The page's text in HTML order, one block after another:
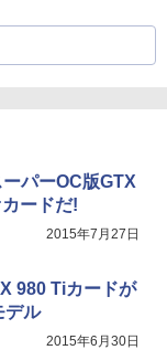
パーOC版GTX
ードだ!
2015年7月27日
980 Tiカードが
デル
2015年6月30日